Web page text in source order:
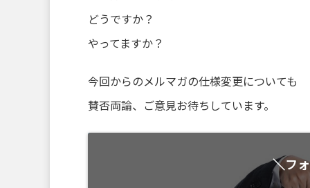
どうですか？
やってますか？
今回からのメルマガの仕様変更についても
賛否両論、ご意見お待ちしています。
＼フ